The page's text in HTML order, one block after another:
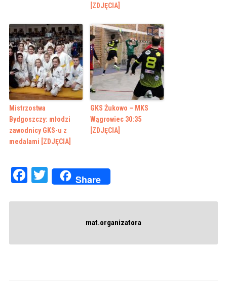
[ZDJĘCIA]
Mistrzostwa
Bydgoszczy: młodzi
zawodnicy GKS-u z
medalami [ZDJĘCIA]
GKS Żukowo – MKS
Wągrowiec 30:35
[ZDJĘCIA]
Facebook
Twitter
Share
mat.organizatora